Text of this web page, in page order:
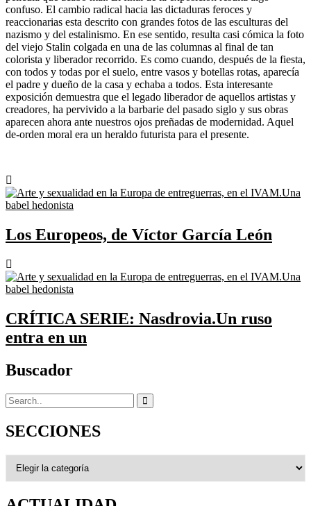
confuso. El cambio radical hacia las dictaduras feroces y
reaccionarias esta descrito con grandes fotos de las esculturas del
nazismo y del estalinismo. En ese sentido, resulta casi cómica la foto
del viejo Stalin colgada en una de las columnas al final de tan
colorista y liberador recorrido. Es como cuando, después de la fiesta,
con todos y todas por el suelo, entre vasos y botellas rotas, aparecía
el padre y dueño de la casa y echaba a todos. Esta interesante
exposición demuestra que el legado liberador de aquellos artistas y
creadores, ha pervivido a la barbarie del pasado siglo y sus obras
aparecen ahora ante nuestros ojos preñadas de modernidad. Aquel
de-orden moral era un heraldo futurista para el presente.
Los Europeos, de Víctor García León
CRÍTICA SERIE: Nasdrovia.Un ruso
entra en un
Buscador
SECCIONES